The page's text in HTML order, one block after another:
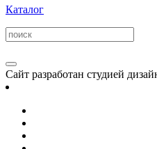
Каталог
Сайт разработан студией